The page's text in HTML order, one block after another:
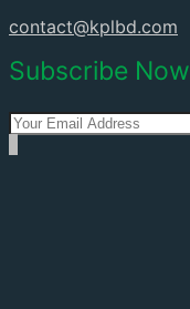
contact@kplbd.com
Subscribe Now